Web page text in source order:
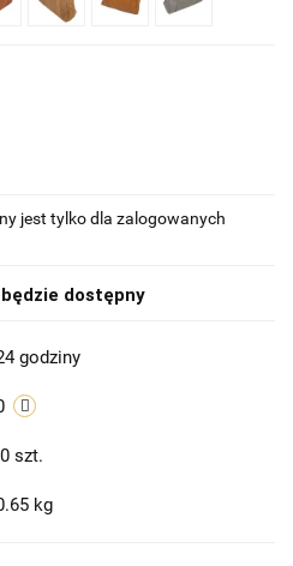
jest tylko dla zalogowanych
dostępny
godziny
0 szt.
kg